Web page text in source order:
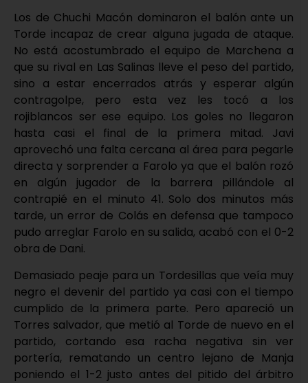
Los de Chuchi Macón dominaron el balón ante un
Torde incapaz de crear alguna jugada de ataque.
No está acostumbrado el equipo de Marchena a
que su rival en Las Salinas lleve el peso del partido,
sino a estar encerrados atrás y esperar algún
contragolpe, pero esta vez les tocó a los
rojiblancos ser ese equipo. Los goles no llegaron
hasta casi el final de la primera mitad. Javi
aprovechó una falta cercana al área para pegarle
directa y sorprender a Farolo ya que el balón rozó
en algún jugador de la barrera pillándole al
contrapié en el minuto 41. Solo dos minutos más
tarde, un error de Colás en defensa que tampoco
pudo arreglar Farolo en su salida, acabó con el 0-2
obra de Dani.
Demasiado peaje para un Tordesillas que veía muy
negro el devenir del partido ya casi con el tiempo
cumplido de la primera parte. Pero apareció un
Torres salvador, que metió al Torde de nuevo en el
partido, cortando esa racha negativa sin ver
portería, rematando un centro lejano de Manja
poniendo el 1-2 justo antes del pitido del árbitro